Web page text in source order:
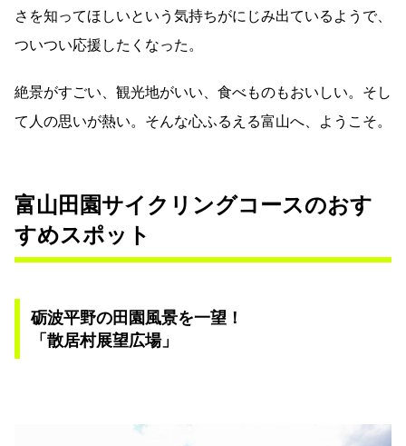
さを知ってほしいという気持ちがにじみ出ているようで、
ついつい応援したくなった。
絶景がすごい、観光地がいい、食べものもおいしい。そし
て人の思いが熱い。そんな心ふるえる富山へ、ようこそ。
富山田園サイクリングコースのおす
すめスポット
砺波平野の田園風景を一望！
「散居村展望広場」